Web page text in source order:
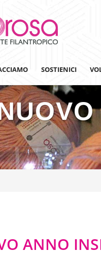
SOSTIENICI
Adotta un
Team Building
ANNO